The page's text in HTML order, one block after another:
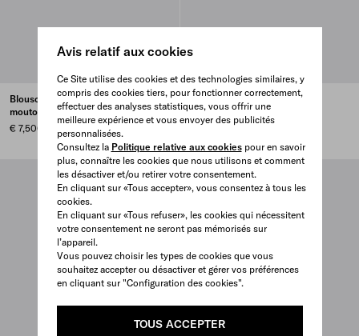
Avis relatif aux cookies
Ce Site utilise des cookies et des technologies similaires, y
compris des cookies tiers, pour fonctionner correctement,
effectuer des analyses statistiques, vous offrir une
meilleure expérience et vous envoyer des publicités
personnalisées.
Consultez la Politique relative aux cookiespour en savoir
plus, connaître les cookies que nous utilisons et comment
les désactiver et/ou retirer votre consentement.
En cliquant sur «Tous accepter», vous consentez à tous les
cookies.
En cliquant sur «Tous refuser», les cookies qui nécessitent
votre consentement ne seront pas mémorisés sur
l’appareil.
Vous pouvez choisir les types de cookies que vous
souhaitez accepter ou désactiver et gérer vos préférences
en cliquant sur "Configuration des cookies".
TOUS ACCEPTER
Blouson d’aviateur en peau de
mouton
€ 7,500
Blouson en veau velours
€ 6,500